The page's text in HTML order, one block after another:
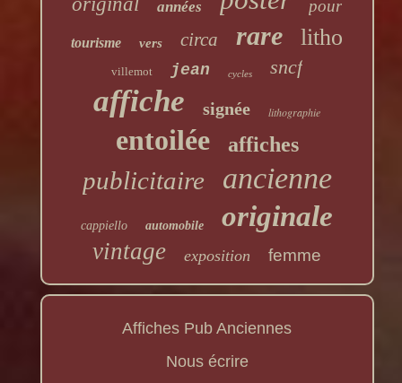
années pour
tourisme vers circa rare litho
villemot jean cycles sncf
affiche signée lithographie
entoilée affiches
publicitaire ancienne
cappiello automobile originale
vintage exposition femme
Affiches Pub Anciennes
Nous écrire